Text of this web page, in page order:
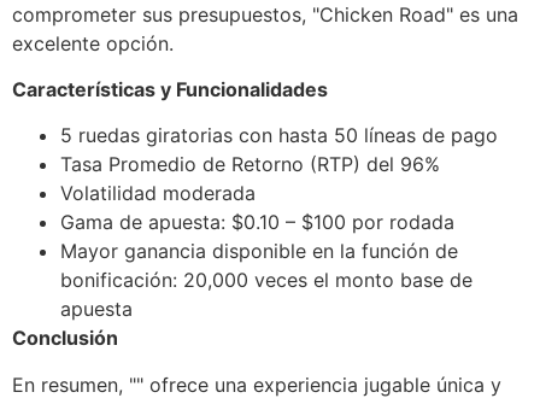
comprometer sus presupuestos, "Chicken Road" es una
excelente opción.
Características y Funcionalidades
5 ruedas giratorias con hasta 50 líneas de pago
Tasa Promedio de Retorno (RTP) del 96%
Volatilidad moderada
Gama de apuesta: $0.10 – $100 por rodada
Mayor ganancia disponible en la función de
bonificación: 20,000 veces el monto base de
apuesta
Conclusión
En resumen, "" ofrece una experiencia jugable única y